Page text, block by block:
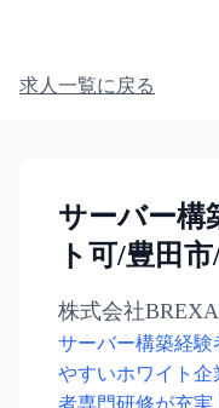
求人一覧に戻る
サーバー構
ト可/豊田
株式会社
サーバー構築経験
やすいホワイト
者専門研修が充実